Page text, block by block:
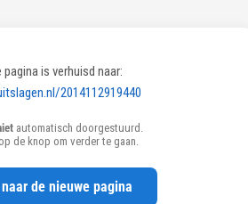
pagina is verhuisd naar:
2014112919440
automatisch doorgestuurd.
de knop om verder te gaan.
naar de nieuwe pagina